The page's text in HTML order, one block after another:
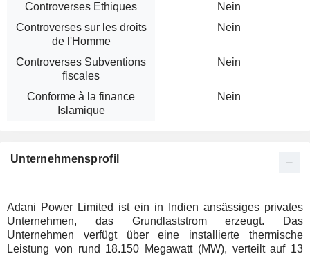
Controverses Ethiques
Nein
Controverses sur les droits
de l'Homme
Nein
Controverses Subventions
fiscales
Nein
Conforme à la finance
Islamique
Nein
Unternehmensprofil
Adani Power Limited ist ein in Indien ansässiges privates
Unternehmen, das Grundlaststrom erzeugt. Das
Unternehmen verfügt über eine installierte thermische
Leistung von rund 18.150 Megawatt (MW), verteilt auf 13